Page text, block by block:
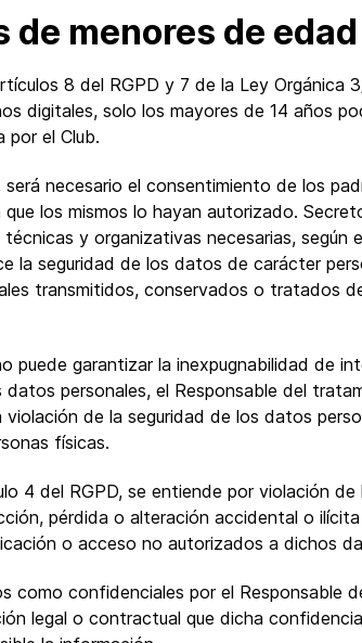
de menores de edad
8 del RGPD y 7 de la Ley
digitales, solo los mayores de 14 años
por el Club.
necesario el consentimiento de los
los mismos lo hayan autorizado.
y organizativas necesarias, según
la seguridad de los datos de carácter
transmitidos, conservados o tratados
puede garantizar la inexpugnabilidad de
personales, el Responsable del
de la seguridad de los datos
físicas.
4 del RGPD, se entiende por violación
pérdida o alteración accidental o
o acceso no autorizados a dichos
como confidenciales por el Responsable
legal o contractual que dicha